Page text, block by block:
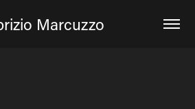
Marcuzzo